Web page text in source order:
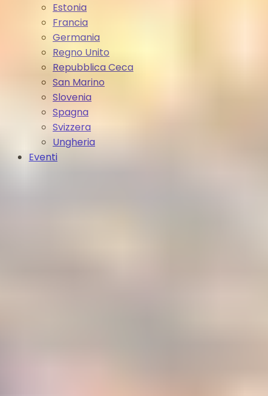
Estonia
Francia
Germania
Regno Unito
Repubblica Ceca
San Marino
Slovenia
Spagna
Svizzera
Ungheria
Eventi